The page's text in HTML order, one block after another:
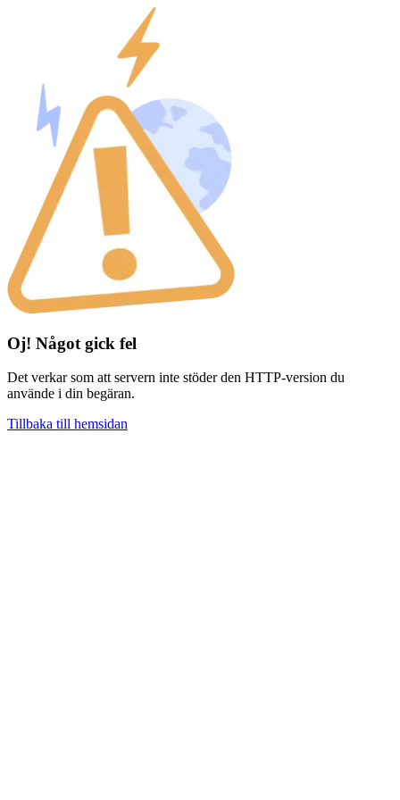
Oj! Något gick fel
Det verkar som att servern inte stöder den HTTP-version du
använde i din begäran.
Tillbaka till hemsidan